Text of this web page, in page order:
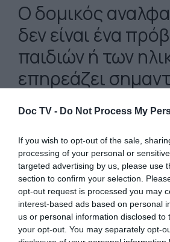
Doc TV - Do Not Process My
If you wish to opt-out of the sale,
processing of your personal or
targeted advertising by us, please use
section to confirm your selection.
opt-out request is processed you may
interest-based ads based on personal
us or personal information disclosed to
your opt-out. You may separately opt-
Ο δομικός
δεν είναι ένα
παιδιών ή των
επηρεάζει
«Ένα δελτίο που δεν
την έγκυρη και
πληροφορία». Ο δομικός
είναι ένα πρόβλημα, που
πολλές χώρες στα χρόνια του